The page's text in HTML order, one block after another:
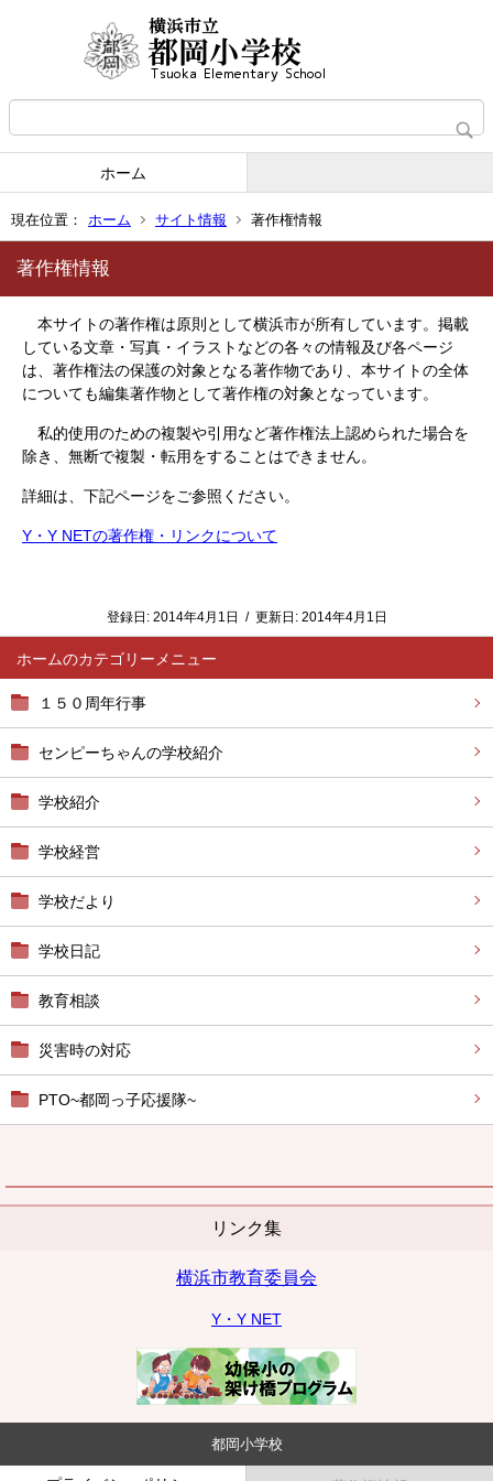
ホーム
現在位置： ホーム サイト情報 著作権情報
ホーム
１５０周年行事
センピーちゃんの学校紹介
学校紹介
学校経営
学校だより
学校日記
教育相談
災害時の対応
PTO~都岡っ子応援隊~
リンク集
横浜市教育委員会
Y・Y NET
著作権情報
本サイトの著作権は原則として横浜市が所有しています。掲載
している文章・写真・イラストなどの各々の情報及び各ページ
は、著作権法の保護の対象となる著作物であり、本サイトの全体
についても編集著作物として著作権の対象となっています。
私的使用のための複製や引用など著作権法上認められた場合を
除き、無断で複製・転用をすることはできません。
詳細は、下記ページをご参照ください。
Y・Y NETの著作権・リンクについて
登録日: 2014年4月1日 / 更新日: 2014年4月1日
都岡小学校